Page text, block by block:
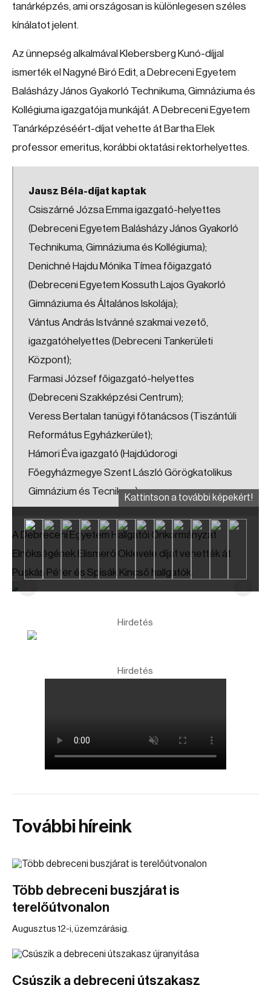
tanárképzés, ami országosan is különlegesen széles
kínálatot jelent.
Az ünnepség alkalmával Klebersberg Kunó-díjjal
ismerték el Nagyné Biró Edit, a Debreceni Egyetem
Balásházy János Gyakorló Technikuma, Gimnáziuma és
Kollégiuma igazgatója munkáját. A Debreceni Egyetem
Tanárképzéséért-díjat vehette át Bartha Elek
professor emeritus, korábbi oktatási rektorhelyettes.
Jausz Béla-díjat kaptak
Csiszárné Józsa Emma igazgató-helyettes
(Debreceni Egyetem Balásházy János Gyakorló
Technikuma, Gimnáziuma és Kollégiuma);
Denichné Hajdu Mónika Tímea főigazgató
(Debreceni Egyetem Kossuth Lajos Gyakorló
Gimnáziuma és Általános Iskolája);
Vántus András Istvánné szakmai vezető,
igazgatóhelyettes (Debreceni Tankerületi
Központ);
Farmasi József főigazgató-helyettes
(Debreceni Szakképzési Centrum);
Veress Bertalan tanügyi főtanácsos (Tiszántúli
Református Egyházkerület);
Hámori Éva igazgató (Hajdúdorogi
Főegyházmegye Szent László Görögkatolikus
Gimnázium és Tecnikum)
A Debreceni Egyetem Hallgatói Önkormányzat
Elnökségének Elismerő Oklevele díjat vehették át
Puskás Péter és Spisák Kincső hallgatók.
Kattintson a további képekért!
Hirdetés
Hirdetés
További híreink
Több debreceni buszjárat is
terelőútvonalon
Augusztus 12-i, üzemzárásig.
Csúszik a debreceni útszakasz